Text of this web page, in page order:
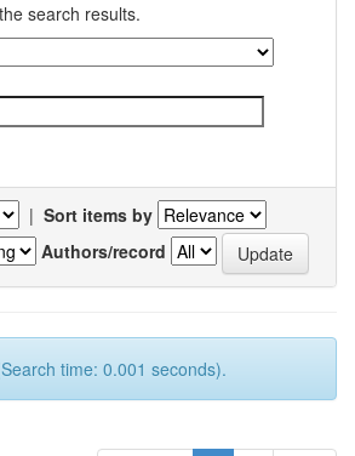
search results.
| Sort items by
Authors/record
time: 0.001 seconds).